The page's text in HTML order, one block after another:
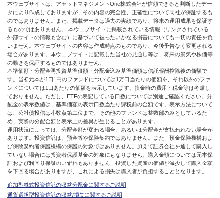
本ウェブサイトは、アセットマネジメントOne株式会社が信頼できると判断したデー
タにより作成しておりますが、その内容の完全性、正確性について同社が保証するも
のではありません。また、掲載データは過去の実績であり、将来の運用成果を保証す
るものではありません。 本ウェブサイトに掲載されている情報（リンクされている
外部サイトの情報も含む）に基づいて被ったいかなる損害についても一切の責任を負
いません。本ウェブサイトの内容は作成時点のものであり、今後予告なく変更される
場合があります。本ウェブサイトに記載した当社の見通し等は、将来の景気や株価等
の動きを保証するものではありません。
基準価額・分配金再投資基準価額・分配金込み基準価額は信託報酬控除後の価額で
す。当初元本が1口1円のファンドについては1万口当たりの価額を、それ以外のファ
ンドについては1口あたりの価額を表示しています。換金時の費用・税金等は考慮し
ておりません。ただし、ETFの表記している口数については別途ご確認ください。分
配金の表示数値は、基準価額の表示口数当たり課税前の金額です。表示方法について
は、公社債投信は小数点第二位まで、その他のファンドは整数部のみとしているた
め、実際の分配金額と表示上の差異が生じることがあります。
運用状況によっては、分配金額が変わる場合、あるいは分配金が支払われない場合が
あります。投資信託は、預金等や保険契約ではありません。また、預金保険機構およ
び保険契約者保護機構の保護の対象ではありません。加えて証券会社を通して購入し
ていない場合には投資者保護基金の対象にもなりません。購入金額については元本保
証および利回り保証のいずれもありません。投資した資産の価値が減少して購入金額
を下回る場合がありますが、これによる損失は購入者が負担することとなります。
追加型株式投資信託の収益分配金に関するご説明
通貨選択型投資信託の収益/損失に関するご説明